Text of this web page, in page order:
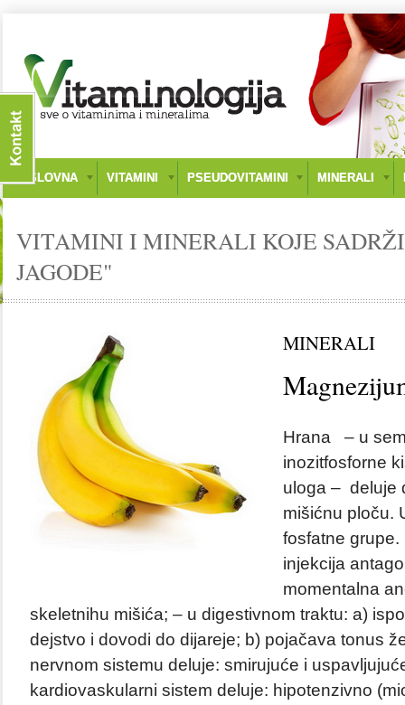
NASLOVNA VITAMINI PSEUDOVITAMINI MINERALI
VITAMINI I MINERALI KOJE
JAGODE"
MINERALI
Hrana – u
inozitfosforne
uloga – deluje
mišićnu ploču.
fosfatne grupe.
injekcija
momentalna
skeletnihu mišića; – u digestivnom traktu: a)
dejstvo i dovodi do dijareje; b) pojačava tonus
nervnom sistemu deluje: smirujuće i
kardiovaskularni sistem deluje: hipotenzivno